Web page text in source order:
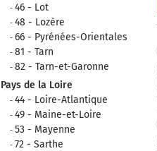
46 - Lot
48 - Lozère
66 - Pyrénées-Orientales
81 - Tarn
82 - Tarn-et-Garonne
Pays de la Loire
44 - Loire-Atlantique
49 - Maine-et-Loire
53 - Mayenne
72 - Sarthe